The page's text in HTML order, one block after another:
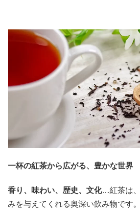
一杯の紅茶から広がる、豊かな世界
香り、味わい、歴史、文化…紅茶は
みを与えてくれる奥深い飲み物です